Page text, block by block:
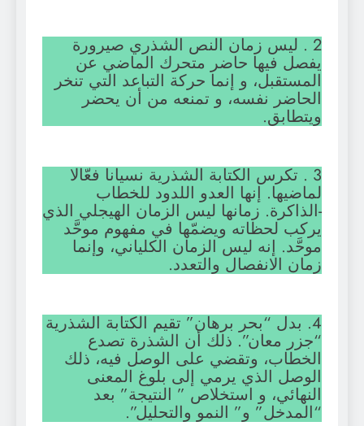
2 . ليس زمان النص الشذري صيرورة
يفصل فيها حاضر متحرك الماضي عن
المستقبل، و إنما حركة التباعد التي تنخر
الحاضر نفسه، و تمنعه من أن يحضر
ويتطابق.
3 . تكرس الكتابة الشذرية نسيانا فعّالا
لماضيها. إنها العدو اللدود للخطاب
-الذاكرة. زمانها ليس الزمان الهيجلي الذي
يركب لحظاته ويضمّها في مفهوم موحَّد
موحَّد. إنه ليس الزمان الكلياني، وإنما
زمان الانفصال والتعدد.
4. بدل “بحر برهان” تقيم الكتابة الشذرية
“جزر معان”. ذلك أن الشذرة تصدع
الخطاب، وتقضي على الوصل فيه، ذلك
الوصل الذي يرمي إلى بلوغ المعنى
النهائي، و استخلاص ” النتيجة” بعد
“المدخل” و” النمو والتحليل”.